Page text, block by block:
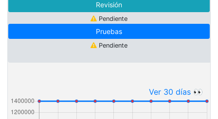
Revisión
Pendiente
Pruebas
Pendiente
Ver 30 días 👀